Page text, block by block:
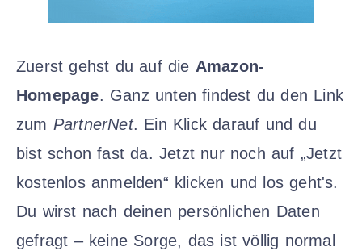
Zuerst gehst du auf die Amazon-
Homepage. Ganz unten findest du den Link
zum PartnerNet. Ein Klick darauf und du
bist schon fast da. Jetzt nur noch auf „Jetzt
kostenlos anmelden“ klicken und los geht's.
Du wirst nach deinen persönlichen Daten
gefragt – keine Sorge, das ist völlig normal